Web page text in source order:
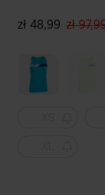
zł 48,99 zł